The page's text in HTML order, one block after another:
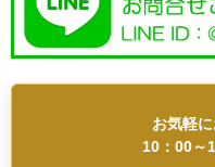
お気軽に
10：00～